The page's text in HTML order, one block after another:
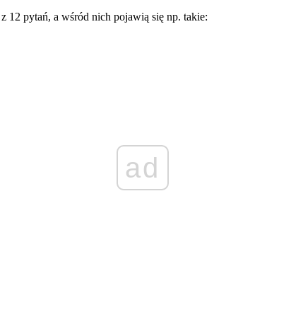
12 pytań, a wśród nich pojawią się np. takie:
ad